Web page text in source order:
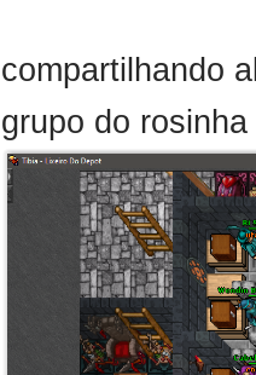
compartilhando
grupo do rosinha